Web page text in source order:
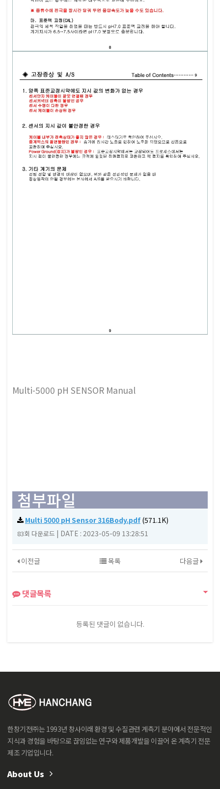
Multi-5000 pH SENSOR Manual
첨부파일
Multi 5000 pH Sensor 316Body.pdf (571.1K)
83회 다운로드 | DATE : 2023-05-09 13:28:51
이전글 다음글
목록
댓글목록
등록된 댓글이 없습니다.
한창기전㈜는 1993년 창사이래 환경 및 수질관련 계측기 분야에서 전문적인
지식과 경험을 바탕으로 끊임없는 연구와 제품개발을 이끌어 온 계측기 전문
제조 기업입니다.
About Us